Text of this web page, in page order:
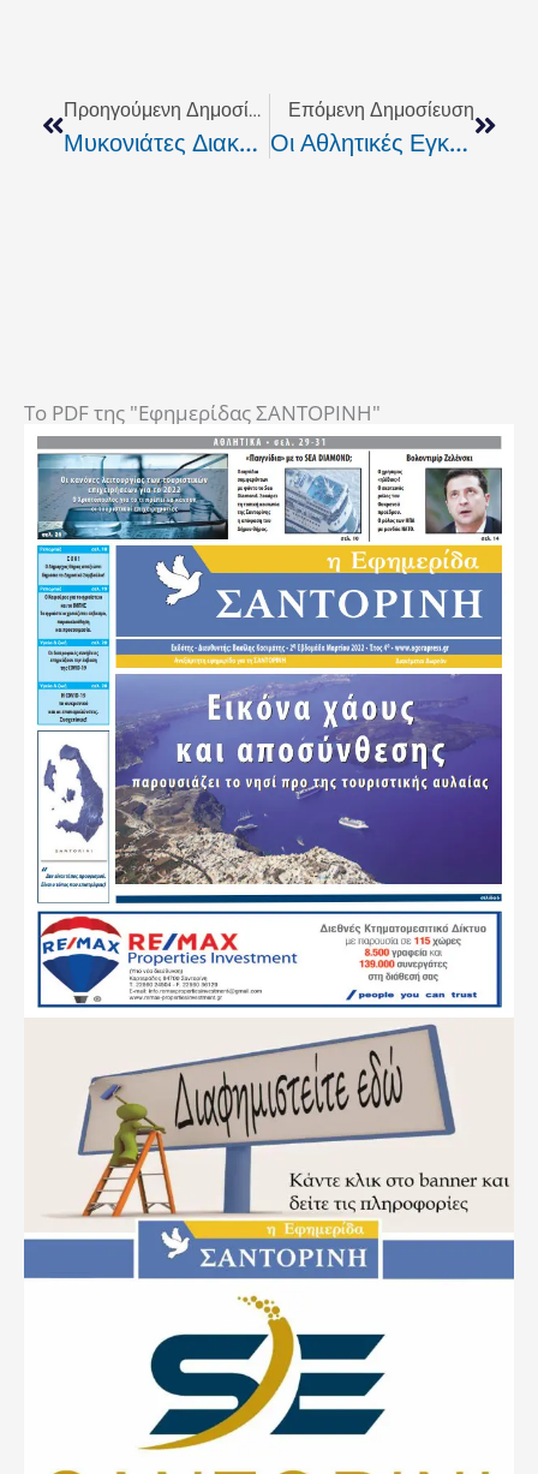
Προηγούμενη Δημοσίευση
Μυκονιάτες Διακοσμητές Πληρώνει Ο Δήμος Σαντορίνης; Πάμε Καλά;
Επόμενη Δημοσίευση
Οι Αθλητικές Εγκαταστάσεις Του ΔΑΠΠΟΣ Επιστρέφουν Στους Κατοίκους
To PDF της "Εφημερίδας ΣΑΝΤΟΡΙΝΗ"